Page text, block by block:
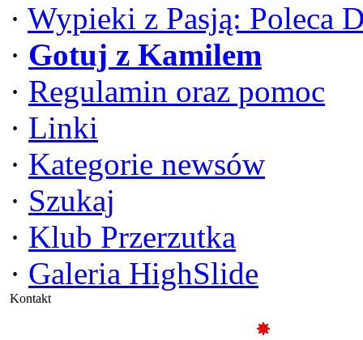
· Wypieki z Pasją: Poleca
· Gotuj z Kamilem
· Regulamin oraz pomoc
· Linki
· Kategorie newsów
· Szukaj
· Klub Przerzutka
· Galeria HighSlide
Kontakt